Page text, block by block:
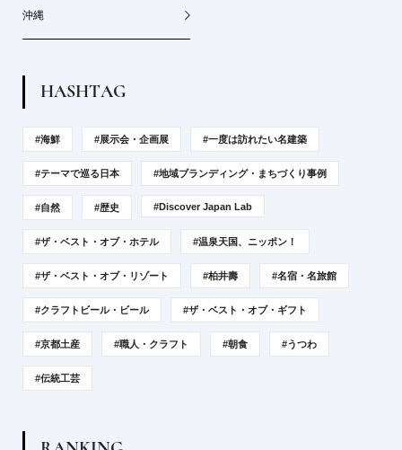
沖縄
HASHTAG
#海鮮 #展示会・企画展 #一度は訪れたい名建築
#テーマで巡る日本 #地域ブランディング・まちづくり事例
#自然 #歴史 #Discover Japan Lab
#ザ・ベスト・オブ・ホテル #温泉天国、ニッポン！
#ザ・ベスト・オブ・リゾート #柏井壽 #名宿・名旅館
#クラフトビール・ビール #ザ・ベスト・オブ・ギフト
#京都土産 #職人・クラフト #朝食 #うつわ
#伝統工芸